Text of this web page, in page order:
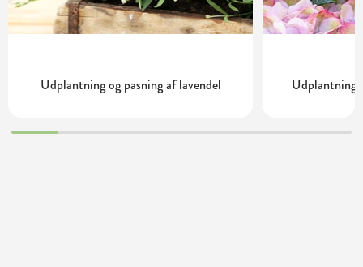
Udplantning og pasning af lavendel Udplantning